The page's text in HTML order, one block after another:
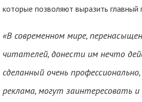
которые позволяют выразить
«В современном мире,
читателей, донести им нечто
сделанный очень
реклама, могут заинтересовать